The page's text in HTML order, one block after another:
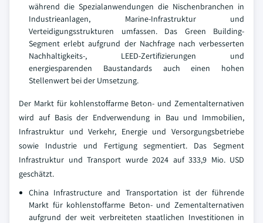
während die Spezialanwendungen die Nischenbranchen in
Industrieanlagen, Marine-Infrastruktur und
Verteidigungsstrukturen umfassen. Das Green Building-
Segment erlebt aufgrund der Nachfrage nach verbesserten
Nachhaltigkeits-, LEED-Zertifizierungen und
energiesparenden Baustandards auch einen hohen
Stellenwert bei der Umsetzung.
Der Markt für kohlenstoffarme Beton- und Zementalternativen
wird auf Basis der Endverwendung in Bau und Immobilien,
Infrastruktur und Verkehr, Energie und Versorgungsbetriebe
sowie Industrie und Fertigung segmentiert. Das Segment
Infrastruktur und Transport wurde 2024 auf 333,9 Mio. USD
geschätzt.
China Infrastructure and Transportation ist der führende
Markt für kohlenstoffarme Beton- und Zementalternativen
aufgrund der weit verbreiteten staatlichen Investitionen in